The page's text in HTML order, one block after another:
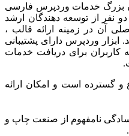
بزرگ خدمات وردپرس فارسی
در سال ۱۳۹۵ توسط دو نفر از توسعه دهندگان ارشد
آن در زمینه ارائه قالب ،
وردپرس دارای پشتیبانی
کاربران برای دریافت خدمات
و گسترده است و امکان ارائه
سادگی نامفهوم از صنعت چاپ و